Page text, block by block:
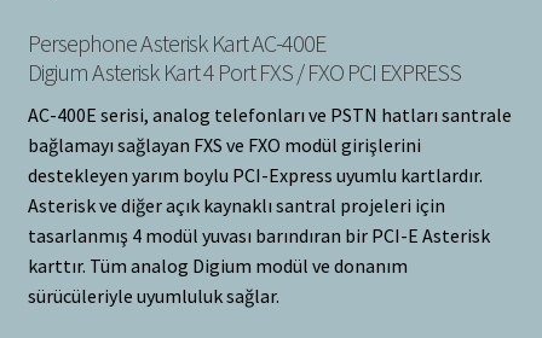
Persephone Asterisk Kart AC-400E
Digium Asterisk Kart 4 Port FXS / FXO PCI EXPRESS
AC-400E serisi, analog telefonları ve PSTN hatları santrale
bağlamayı sağlayan FXS ve FXO modül girişlerini
destekleyen yarım boylu PCI-Express uyumlu kartlardır.
Asterisk ve diğer açık kaynaklı santral projeleri için
tasarlanmış 4 modül yuvası barındıran bir PCI-E Asterisk
karttır. Tüm analog Digium modül ve donanım
sürücüleriyle uyumluluk sağlar.